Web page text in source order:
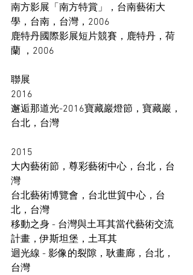
南方影展「南方特賞」，台南藝術大
學，台南，台灣，2006
鹿特丹國際影展短片競賽，鹿特丹，荷
蘭 ，2006
聯展
2016
邂逅那道光-2016寶藏巖燈節，寶藏巖，
台北，台灣
2015
大內藝術節，尊彩藝術中心，台北，台
灣
台北藝術博覽會，台北世貿中心，台
北，台灣
移動之身 - 台灣與土耳其當代藝術交流
計畫，伊斯坦堡，土耳其
迴光線 - 影像的裂隙，耿畫廊，台北，
台灣